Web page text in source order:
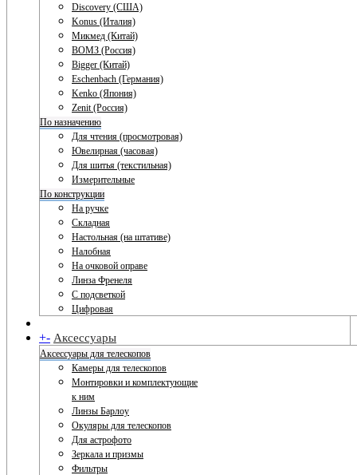
Discovery (США)
Konus (Италия)
Микмед (Китай)
ВОМЗ (Россия)
Bigger (Китай)
Eschenbach (Германия)
Kenko (Япония)
Zenit (Россия)
По назначению
Для чтения (просмотровая)
Ювелирная (часовая)
Для шитья (текстильная)
Измерительные
По конструкции
На ручке
Складная
Настольная (на штативе)
Налобная
На очковой оправе
Линза Френеля
С подсветкой
Цифровая
+- Аксессуары
Аксессуары для телескопов
Камеры для телескопов
Монтировки и комплектующие
к ним
Линзы Барлоу
Окуляры для телескопов
Для астрофото
Зеркала и призмы
Фильтры